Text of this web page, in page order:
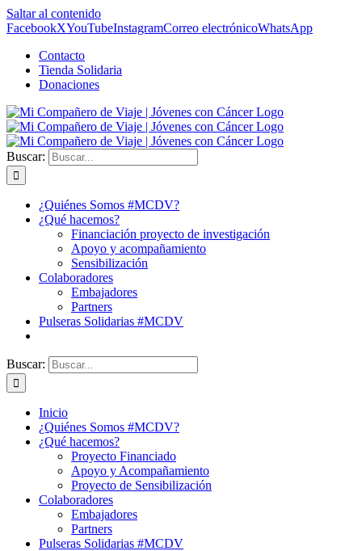
Saltar al contenido
FacebookXYouTubeInstagramCorreo electrónicoWhatsApp
Contacto
Tienda Solidaria
Donaciones
Buscar:
¿Quiénes Somos #MCDV?
¿Qué hacemos?
Financiación proyecto de investigación
Apoyo y acompañamiento
Sensibilización
Colaboradores
Embajadores
Partners
Pulseras Solidarias #MCDV
Buscar:
Inicio
¿Quiénes Somos #MCDV?
¿Qué hacemos?
Proyecto Financiado
Apoyo y Acompañamiento
Proyecto de Sensibilización
Colaboradores
Embajadores
Partners
Pulseras Solidarias #MCDV